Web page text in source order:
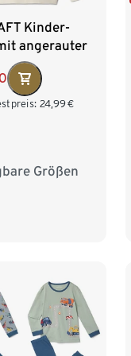
Kinder-
angerauter
24,99€
Größen
134/140